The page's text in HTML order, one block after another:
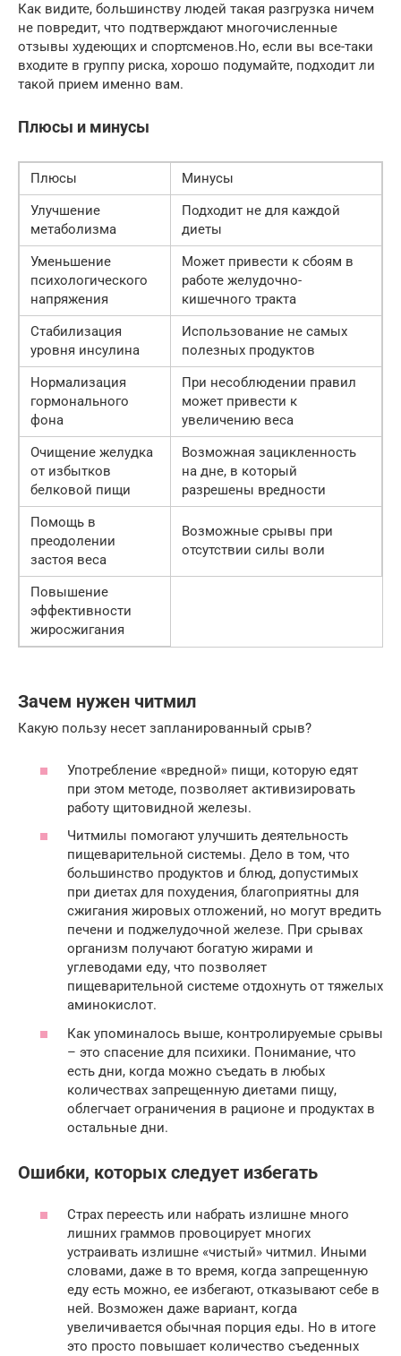
Как видите, большинству людей такая разгрузка ничем
не повредит, что подтверждают многочисленные
отзывы худеющих и спортсменов.Но, если вы все-таки
входите в группу риска, хорошо подумайте, подходит ли
такой прием именно вам.
Плюсы и минусы
Плюсы
Минусы
Улучшение
метаболизма
Подходит не для каждой
диеты
Уменьшение
психологического
напряжения
Может привести к сбоям в
работе желудочно-
кишечного тракта
Стабилизация
уровня инсулина
Использование не самых
полезных продуктов
Нормализация
гормонального
фона
При несоблюдении правил
может привести к
увеличению веса
Очищение желудка
от избытков
белковой пищи
Возможная зацикленность
на дне, в который
разрешены вредности
Помощь в
преодолении
застоя веса
Возможные срывы при
отсутствии силы воли
Повышение
эффективности
жиросжигания
Зачем нужен читмил
Какую пользу несет запланированный срыв?
Употребление «вредной» пищи, которую едят
при этом методе, позволяет активизировать
работу щитовидной железы.
Читмилы помогают улучшить деятельность
пищеварительной системы. Дело в том, что
большинство продуктов и блюд, допустимых
при диетах для похудения, благоприятны для
сжигания жировых отложений, но могут вредить
печени и поджелудочной железе. При срывах
организм получают богатую жирами и
углеводами еду, что позволяет
пищеварительной системе отдохнуть от тяжелых
аминокислот.
Как упоминалось выше, контролируемые срывы
– это спасение для психики. Понимание, что
есть дни, когда можно съедать в любых
количествах запрещенную диетами пищу,
облегчает ограничения в рационе и продуктах в
остальные дни.
Ошибки, которых следует избегать
Страх переесть или набрать излишне много
лишних граммов провоцирует многих
устраивать излишне «чистый» читмил. Иными
словами, даже в то время, когда запрещенную
еду есть можно, ее избегают, отказывают себе в
ней. Возможен даже вариант, когда
увеличивается обычная порция еды. Но в итоге
это просто повышает количество съеденных